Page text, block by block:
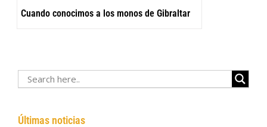
Cuando conocimos a los monos de Gibraltar
Últimas noticias